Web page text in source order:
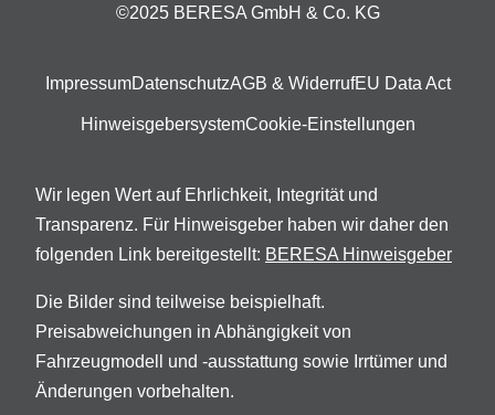
©2025 BERESA GmbH & Co. KG
ImpressumDatenschutzAGB & WiderrufEU Data Act
HinweisgebersystemCookie-Einstellungen
Wir legen Wert auf Ehrlichkeit, Integrität und
Transparenz. Für Hinweisgeber haben wir daher den
folgenden Link bereitgestellt: BERESA Hinweisgeber
Die Bilder sind teilweise beispielhaft.
Preisabweichungen in Abhängigkeit von
Fahrzeugmodell und -ausstattung sowie Irrtümer und
Änderungen vorbehalten.